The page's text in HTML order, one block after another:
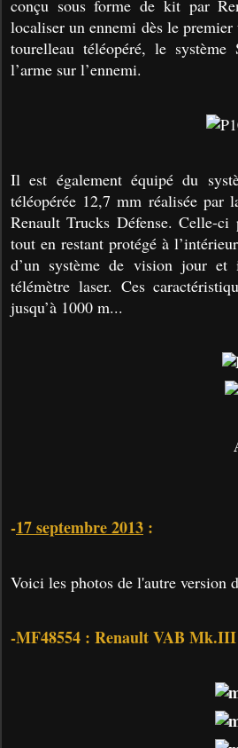
conçu sous forme de kit par
localiser un ennemi dès le
tourelleau téléopéré, le
l’arme sur l’ennemi.
Il est également équipé du
téléopérée 12,7 mm réalisée par
Renault Trucks Défense. Celle-
tout en restant protégé à
d’un système de vision jour et
télémètre laser. Ces
jusqu’à 1000 m...
-17 septembre 2013 :
Voici les photos de l'autre
-MF48554 : Renault VAB